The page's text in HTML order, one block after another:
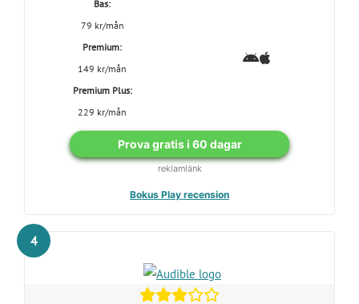
Bas:
79 kr/mån
Premium:
149 kr/mån
Premium Plus:
229 kr/mån
Prova gratis i 60 dagar
reklamlänk
Bokus Play recension
4